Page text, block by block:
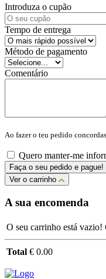
Introduza o cupão
Tempo de entrega
Método de pagamento
Comentário
Ao fazer o teu pedido
Quero manter-me
Faça o seu pedido e pague!
Ver o carrinho
A sua encomenda
O seu carrinho está vazio!
Total € 0.00